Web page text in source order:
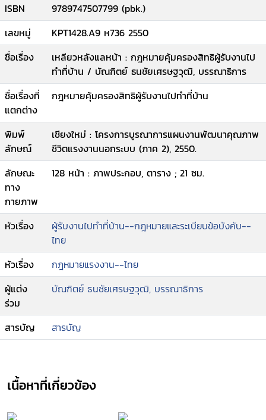
ISBN
9789747507799 (pbk.)
เลขหมู่
KPT1428.A9 ห736 2550
ชื่อเรื่อง
เหลียวหลังแลหน้า : กฎหมายคุ้มครองสิทธิผู้รับงานไป
ทำที่บ้าน / บัณฑิตย์ ธนชัยเศรษฐวุฒิ, บรรณาธิการ
ชื่อเรื่องที่
แตกต่าง
กฎหมายคุ้มครองสิทธิผู้รับงานไปทำที่บ้าน
พิมพ์
ลักษณ์
เชียงใหม่ : โครงการบูรณาการแผนงานพัฒนาคุณภาพ
ชีวิตแรงงานนอกระบบ (ภาค 2), 2550.
ลักษณะ
ทาง
กายภาพ
128 หน้า : ภาพประกอบ, ตาราง ; 21 ซม.
หัวเรื่อง
ผู้รับงานไปทำที่บ้าน--กฎหมายและระเบียบข้อบังคับ--
ไทย
หัวเรื่อง
กฎหมายแรงงาน--ไทย
ผู้แต่ง
ร่วม
บัณฑิตย์ ธนชัยเศรษฐวุฒิ, บรรณาธิการ
สารบัญ สารบัญ
เนื้อหาที่เกี่ยวข้อง